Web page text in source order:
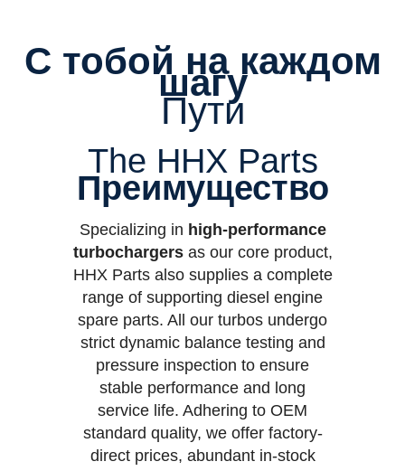
С тобой на каждом
шагу
Пути
The HHX Parts
Преимущество
Specializing in high-performance
turbochargersas our core product,
HHX Parts also supplies a complete
range of supporting diesel engine
spare parts. All our turbos undergo
strict dynamic balance testing and
pressure inspection to ensure
stable performance and long
service life. Adhering to OEM
standard quality, we offer factory-
direct prices, abundant in-stock